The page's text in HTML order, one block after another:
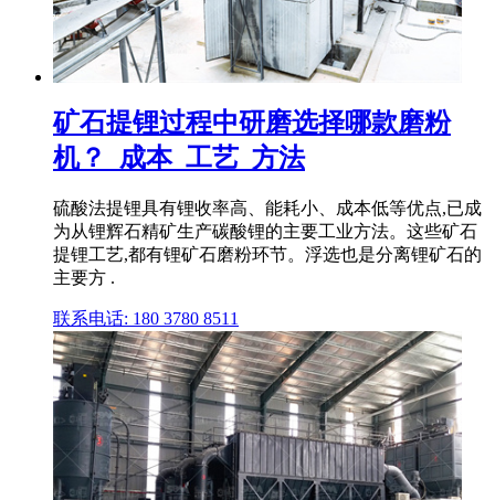
矿石提锂过程中研磨选择哪款磨粉
机？_成本_工艺_方法
硫酸法提锂具有锂收率高、能耗小、成本低等优点,已成
为从锂辉石精矿生产碳酸锂的主要工业方法。这些矿石
提锂工艺,都有锂矿石磨粉环节。浮选也是分离锂矿石的
主要方 .
联系电话: 180 3780 8511